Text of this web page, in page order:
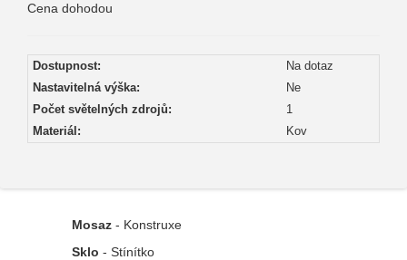
Cena dohodou
Dostupnost:
Na dotaz
Nastavitelná výška:
Ne
Počet světelných zdrojů:
1
Materiál:
Kov
Mosaz - Konstruxe
Sklo - Stínítko